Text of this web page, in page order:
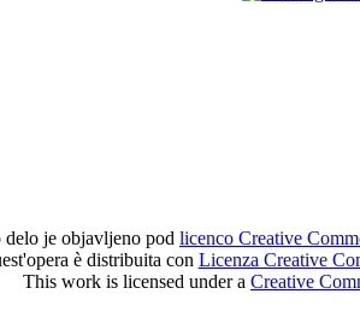
delo je objavljeno pod licenco Creative
è distribuita con Licenza Creative
This work is licensed under a Creative